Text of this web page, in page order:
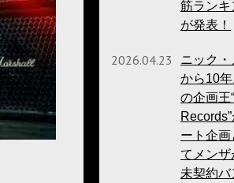
筋ラン
が発表！
2026.04.23
ニック
から10
の企画王
ート企
てメンザ
未契約バ